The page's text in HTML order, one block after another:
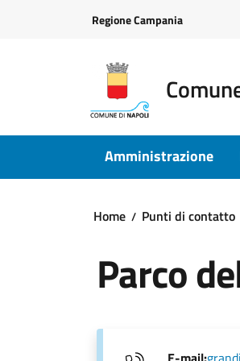
Regione Campania
Amministrazione
Home Punti di contatto
Parco